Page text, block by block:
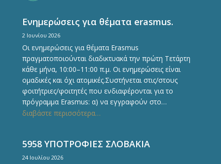
Ενημερώσεις για θέματα erasmus.
2 Ιουνίου 2026
Οι ενημερώσεις για θέματα Erasmus
πραγματοποιούνται διαδικτυακά την πρώτη Τετάρτη
κάθε μήνα, 10:00–11:00 π.μ. Οι ενημερώσεις είναι
ομαδικές και όχι ατομικές.Συστήνεται στις/στους
φοιτήτριες/φοιτητές που ενδιαφέρονται για το
πρόγραμμα Erasmus: α) να εγγραφούν στο…
διαβάστε περισσότερα…
5958 ΥΠΟΤΡΟΦΙΕΣ ΣΛΟΒΑΚΙΑ
24 Ιουλίου 2026